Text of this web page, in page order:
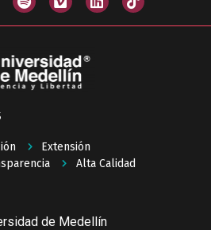
Extensión
Alta Calidad
de Medellín